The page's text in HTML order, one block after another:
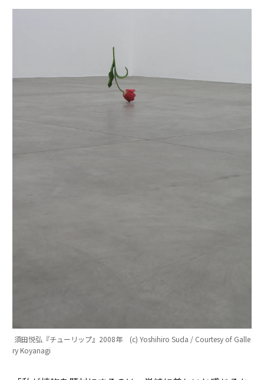
須田悦弘『チューリップ』2008年 (c) Yoshihiro Suda / Courtesy of Galle
ry Koyanagi